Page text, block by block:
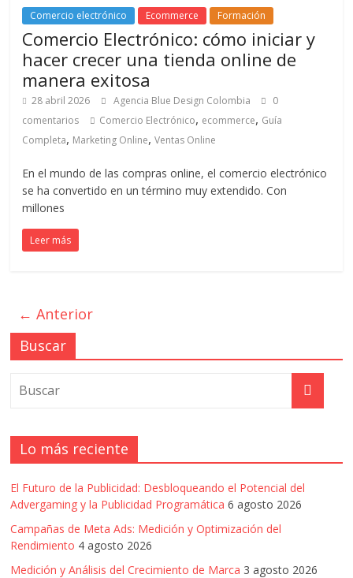
ATL,
BTL,
Periódicos
Producción
Gráfica
en
Colombia.
Comercio electrónico Ecommerce Formación
Comercio Electrónico: cómo iniciar y
hacer crecer una tienda online de
manera exitosa
28 abril 2026 Agencia Blue Design Colombia
0
comentarios
Comercio Electrónico, ecommerce, Guía
Completa, Marketing Online,Ventas Online
En el mundo de las compras online, el comercio electrónico
se ha convertido en un término muy extendido. Con
millones
Leer más
← Anterior
Buscar
Lo más reciente
El Futuro de la Publicidad: Desbloqueando el Potencial del
Advergaming y la Publicidad Programática 6 agosto 2026
Campañas de Meta Ads: Medición y Optimización del
Rendimiento 4 agosto 2026
Medición y Análisis del Crecimiento de Marca 3 agosto 2026